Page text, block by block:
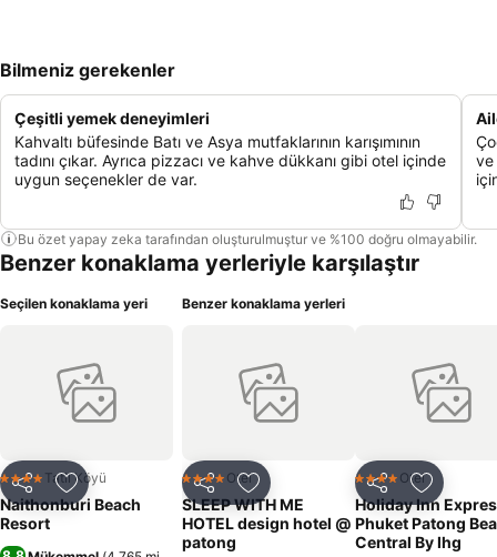
Bilmeniz gerekenler
Çeşitli yemek deneyimleri
Kahvaltı büfesinde Batı ve Asya mutfaklarının karışımının
tadını çıkar. Ayrıca pizzacı ve kahve dükkanı gibi otel içinde
uygun seçenekler de var.
ve
Bu özet yapay zeka tarafından oluşturulmuştur ve %100 doğru olmayabilir.
Benzer konaklama yerleriyle karşılaştır
Seçilen konaklama yeri
Paylaş Favorilerime ekle
4 Yıldız Tatil Köyü
Naithonburi Beach
Resort
Benzer konaklama yerleri
Paylaş Favorilerime ekle
4 Yıldız Otel
SLEEP WITH ME
HOTEL design hotel @
patong
Paylaş
4 Yıldız Otel
Holiday Inn
Phuket Patong
Central By Ihg